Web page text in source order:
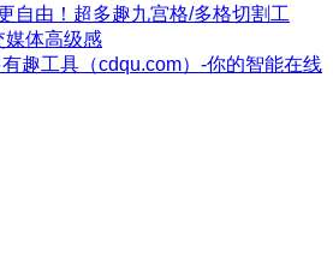
自由！超多趣九宫格/多格切割工
媒体高级感
趣工具（cdqu.com）-你的智能在线